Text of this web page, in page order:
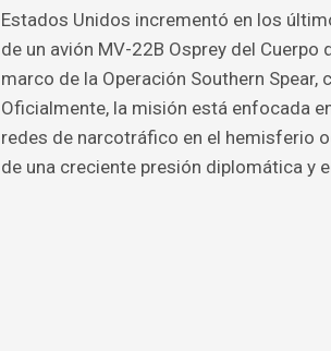
Estados Unidos incrementó en los
de un avión MV-22B Osprey del
marco de la Operación Southern
Oficialmente, la misión está enfocada
redes de narcotráfico en el hemisferio
de una creciente presión diplomática y